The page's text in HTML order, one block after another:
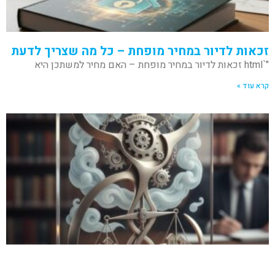
זכאות לדיור במחיר מופחת – כל מה שצריך לדעת
"`html זכאות לדיור במחיר מופחת – האם מחיר למשתכן היא
קרא עוד »